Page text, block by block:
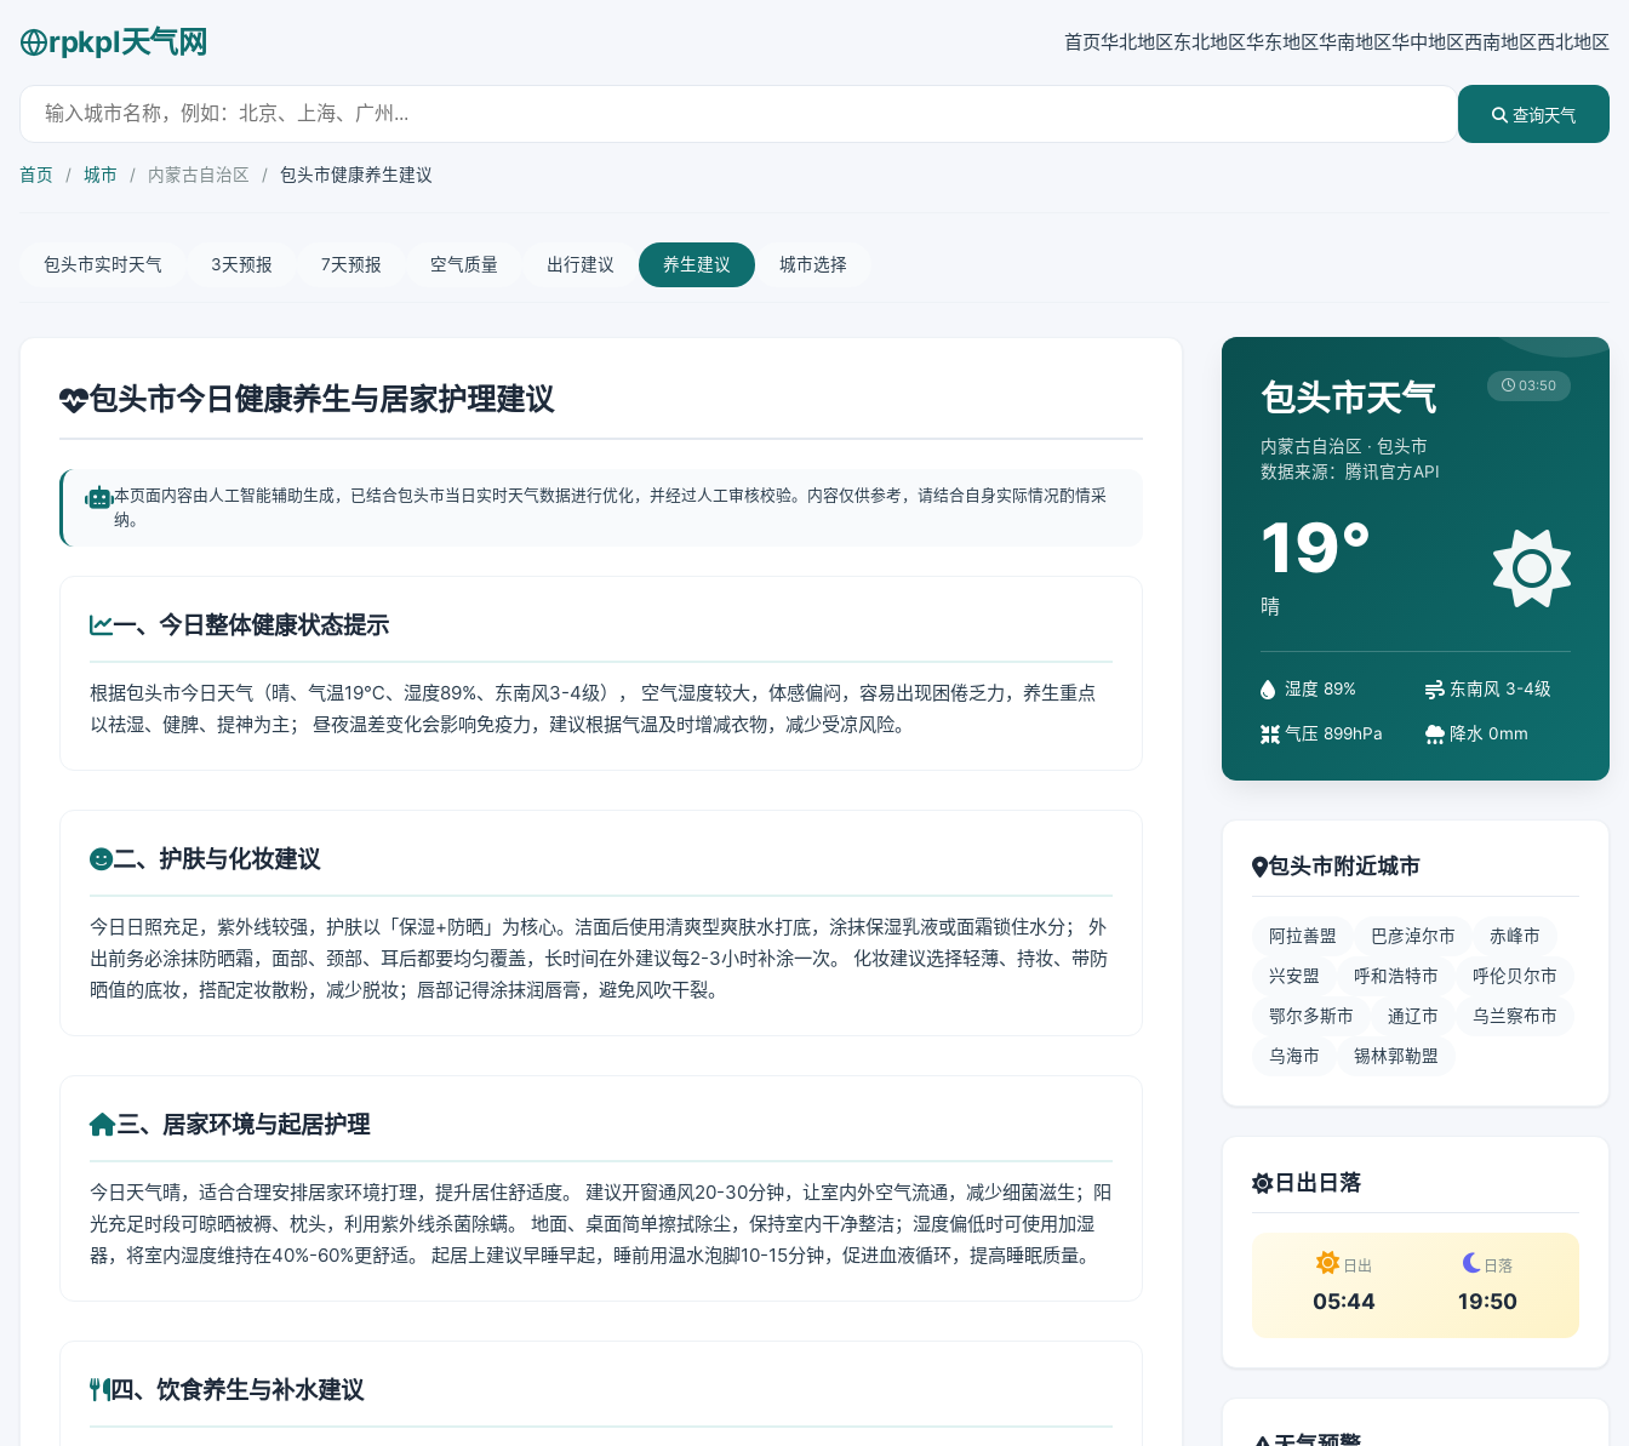
rpkpl天气网 首页华北地区东北地区华东地区华南地区华中地区西南地区西北地区
查询天气
首页 / 城市 / 内蒙古自治区 / 包头市健康养生建议
包头市实时天气 3天预报 7天预报 空气质量 出行建议 养生建议 城市选择
包头市今日健康养生与居家护理建议
本页面内容由人工智能辅助生成，已结合包头市当日实时天气数据进行优化，并经过人工审核校验。内容仅供参考，请结合自身实际情况酌情采
纳。
一、今日整体健康状态提示
根据包头市今日天气（晴、气温19℃、湿度89%、东南风3-4级）， 空气湿度较大，体感偏闷，容易出现困倦乏力，养生重点
以祛湿、健脾、提神为主； 昼夜温差变化会影响免疫力，建议根据气温及时增减衣物，减少受凉风险。
二、护肤与化妆建议
今日日照充足，紫外线较强，护肤以「保湿+防晒」为核心。洁面后使用清爽型爽肤水打底，涂抹保湿乳液或面霜锁住水分； 外
出前务必涂抹防晒霜，面部、颈部、耳后都要均匀覆盖，长时间在外建议每2-3小时补涂一次。 化妆建议选择轻薄、持妆、带防
晒值的底妆，搭配定妆散粉，减少脱妆；唇部记得涂抹润唇膏，避免风吹干裂。
三、居家环境与起居护理
今日天气晴，适合合理安排居家环境打理，提升居住舒适度。 建议开窗通风20-30分钟，让室内外空气流通，减少细菌滋生；阳
光充足时段可晾晒被褥、枕头，利用紫外线杀菌除螨。 地面、桌面简单擦拭除尘，保持室内干净整洁；湿度偏低时可使用加湿
器，将室内湿度维持在40%-60%更舒适。 起居上建议早睡早起，睡前用温水泡脚10-15分钟，促进血液循环，提高睡眠质量。
四、饮食养生与补水建议
包头市天气
内蒙古自治区 · 包头市
数据来源：腾讯官方API
03:50
19°
晴
湿度 89% 东南风 3-4级
气压 899hPa 降水 0mm
包头市附近城市
阿拉善盟 巴彦淖尔市 赤峰市
兴安盟 呼和浩特市 呼伦贝尔市
鄂尔多斯市 通辽市 乌兰察布市
乌海市 锡林郭勒盟
日出日落
日出
05:44
日落
19:50